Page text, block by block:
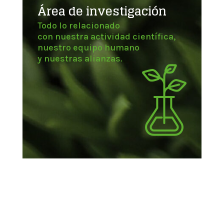
Área de investigación
Todo lo relacionado
con nuestra actividad científica,
nuestro equipo humano
y nuestras alianzas.